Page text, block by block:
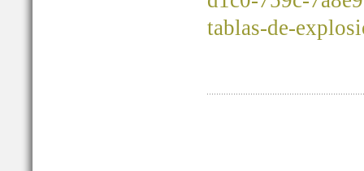
tablas-de-